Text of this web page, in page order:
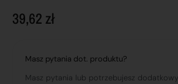
39,62 zł
Masz pytania dot. produktu?
Masz pytania lub potrzebujesz